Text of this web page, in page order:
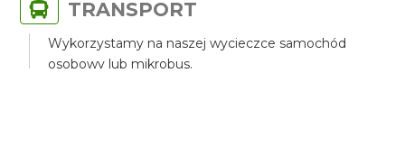
TRANSPORT
Wykorzystamy na naszej wycieczce samochód
osobowy lub mikrobus.